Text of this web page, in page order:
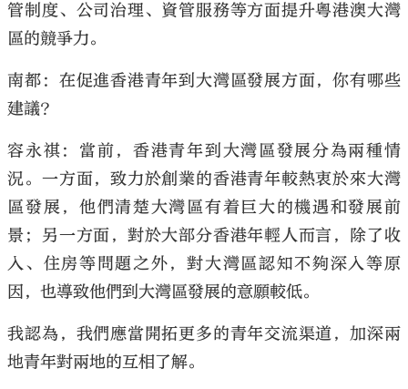
管制度、公司治理、資管服務等方面提升粵港澳大灣
區的競爭力。
南都：在促進香港青年到大灣區發展方面，你有哪些
建議？
容永祺：當前，香港青年到大灣區發展分為兩種情
況。一方面，致力於創業的香港青年較熱衷於來大灣
區發展，他們清楚大灣區有着巨大的機遇和發展前
景；另一方面，對於大部分香港年輕人而言，除了收
入、住房等問題之外，對大灣區認知不夠深入等原
因，也導致他們到大灣區發展的意願較低。
我認為，我們應當開拓更多的青年交流渠道，加深兩
地青年對兩地的互相了解。